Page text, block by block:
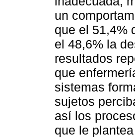
un
que el 51,4%
el 48,6% la
resultados
que
sistemas
sujetos
así los
que le